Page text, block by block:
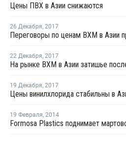
Цены ПВХ в Азии снижаются
26 Декабря, 2017
22 Декабря, 2017
На рынке ВХМ в Азии затишье
19 Декабря, 2017
19 Февраля, 2014
Formosa Plastics поднимает